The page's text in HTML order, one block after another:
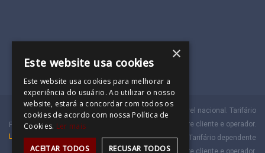
Powered by
Laranja Digital
Chamada para a rede móvel nacional. Tarifário
dependente do acordado entre cliente e operador.
Chamada para a rede fixa nacional. Tarifário dependente
do acordado entre cliente e operador.
×
Este website usa cookies
Este website usa cookies para melhorar a
experiência do usuário. Ao utilizar o nosso
website, estará a concordar com todos os
cookies de acordo com nossa Política de
Cookies. Ler mais
ACEITAR TODOS RECUSAR TODOS